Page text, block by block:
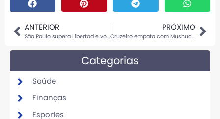
ANTERIOR
São Paulo supera Libertad e volta a vencer fora de casa na Libertadores
PRÓXIMO
Cruzeiro empata com Mushuc Runa e está eliminado da Sul-Americana
Categorias
Saúde
Finanças
Esportes